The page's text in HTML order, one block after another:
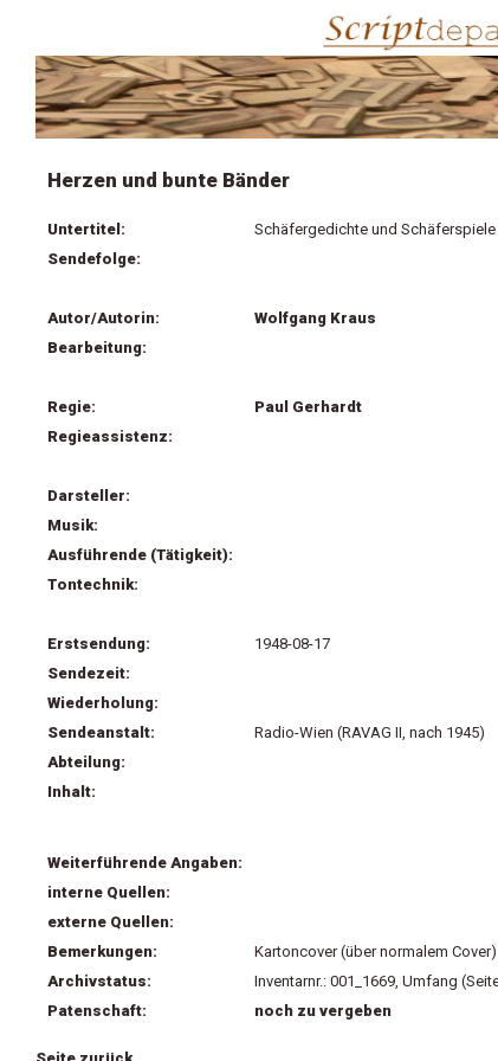
Herzen und bunte Bänder
Untertitel:
Schäfergedichte und
Sendefolge:
Autor/Autorin:
Wolfgang Kraus
Bearbeitung:
Regie:
Paul Gerhardt
Regieassistenz:
Darsteller:
Musik:
Ausführende (Tätigkeit):
Tontechnik:
Erstsendung:
1948-08-17
Sendezeit:
Wiederholung:
Sendeanstalt:
Radio-Wien (RAVAG II, nach 1945)
Abteilung:
Inhalt:
Weiterführende Angaben:
interne Quellen:
externe Quellen:
Bemerkungen:
Kartoncover (über normalem Cover)
Archivstatus:
Inventarnr.: 001_1669, Umfang
Patenschaft:
noch zu vergeben